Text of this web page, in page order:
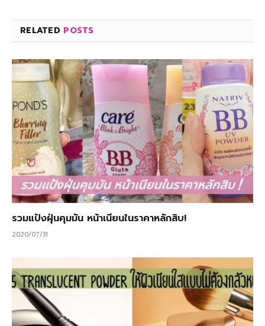
RELATED POSTS
รวมแป้งฝุ่นคุมมัน หน้าเนียนในราคาหลักสิบ!
2020/07/31